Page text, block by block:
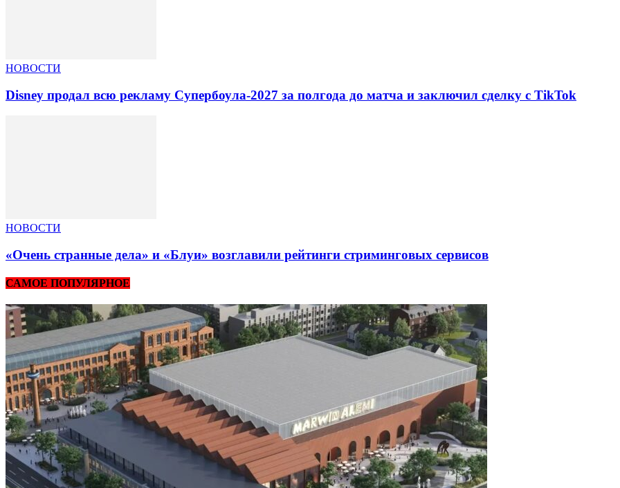
НОВОСТИ
Disney продал всю рекламу Супербоула-2027 за полгода до матча и заключил сделку с TikTok
НОВОСТИ
«Очень странные дела» и «Блуи» возглавили рейтинги стриминговых сервисов
САМОЕ ПОПУЛЯРНОЕ